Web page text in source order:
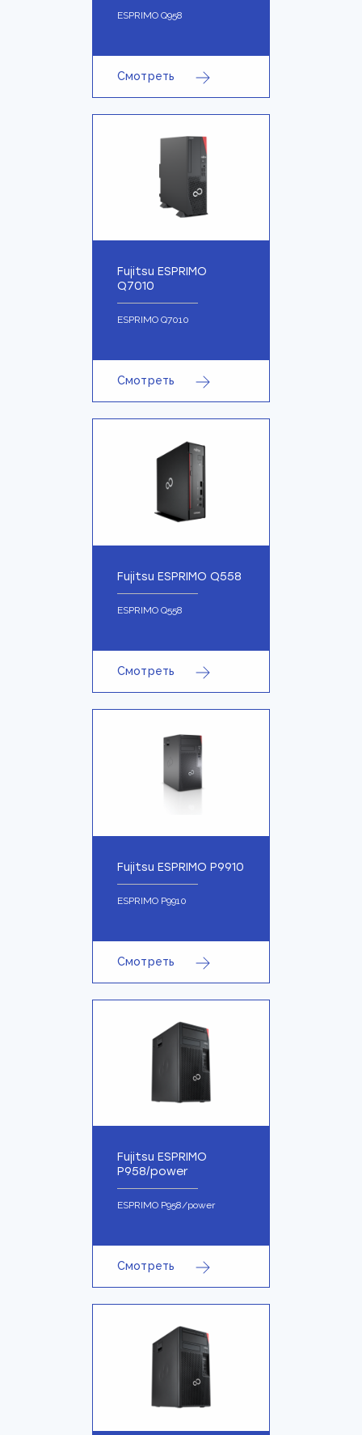
ESPRIMO Q958
Смотреть
Fujitsu ESPRIMO
Q7010
ESPRIMO Q7010
Смотреть
Fujitsu ESPRIMO Q558
ESPRIMO Q558
Смотреть
Fujitsu ESPRIMO P9910
ESPRIMO P9910
Смотреть
Fujitsu ESPRIMO
P958/power
ESPRIMO P958/power
Смотреть